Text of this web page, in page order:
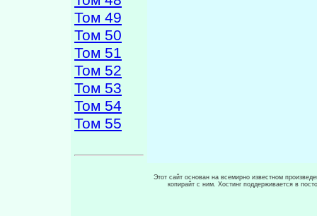
Том 49
Том 50
Том 51
Том 52
Том 53
Том 54
Том 55
Этот сайт основан на всемирно известном
копирайт с ним. Хостинг поддерживается в